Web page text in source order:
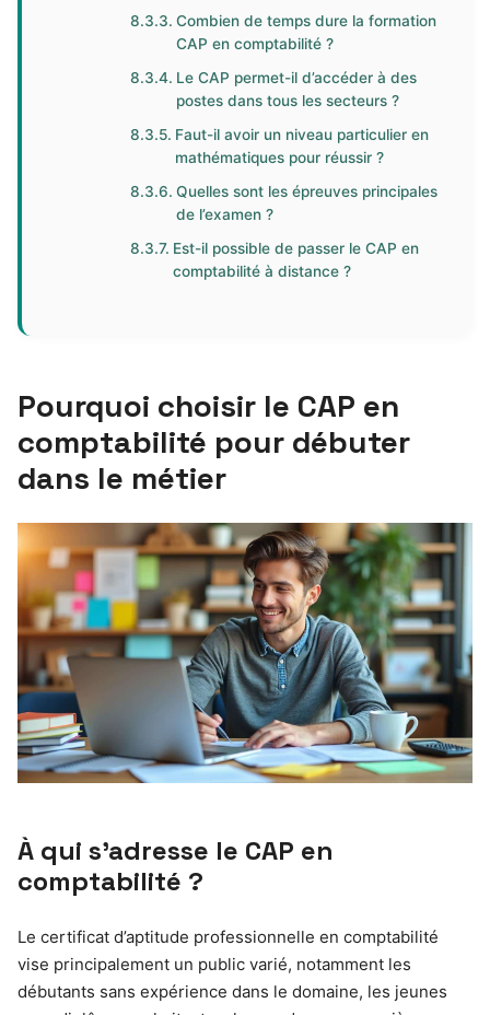
Combien de temps dure la formation
CAP en comptabilité ?
Le CAP permet-il d’accéder à des
postes dans tous les secteurs ?
Faut-il avoir un niveau particulier en
mathématiques pour réussir ?
Quelles sont les épreuves principales
de l’examen ?
Est-il possible de passer le CAP en
comptabilité à distance ?
Pourquoi choisir le CAP en
comptabilité pour débuter
dans le métier
À qui s’adresse le CAP en
comptabilité ?
Le certificat d’aptitude professionnelle en comptabilité
vise principalement un public varié, notamment les
débutants sans expérience dans le domaine, les jeunes